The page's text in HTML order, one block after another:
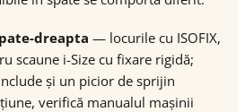
dreapta — locurile cu ISOFIX,
scaune i-Size cu fixare rigidă;
și un picior de sprijin
verifică manualul mașinii